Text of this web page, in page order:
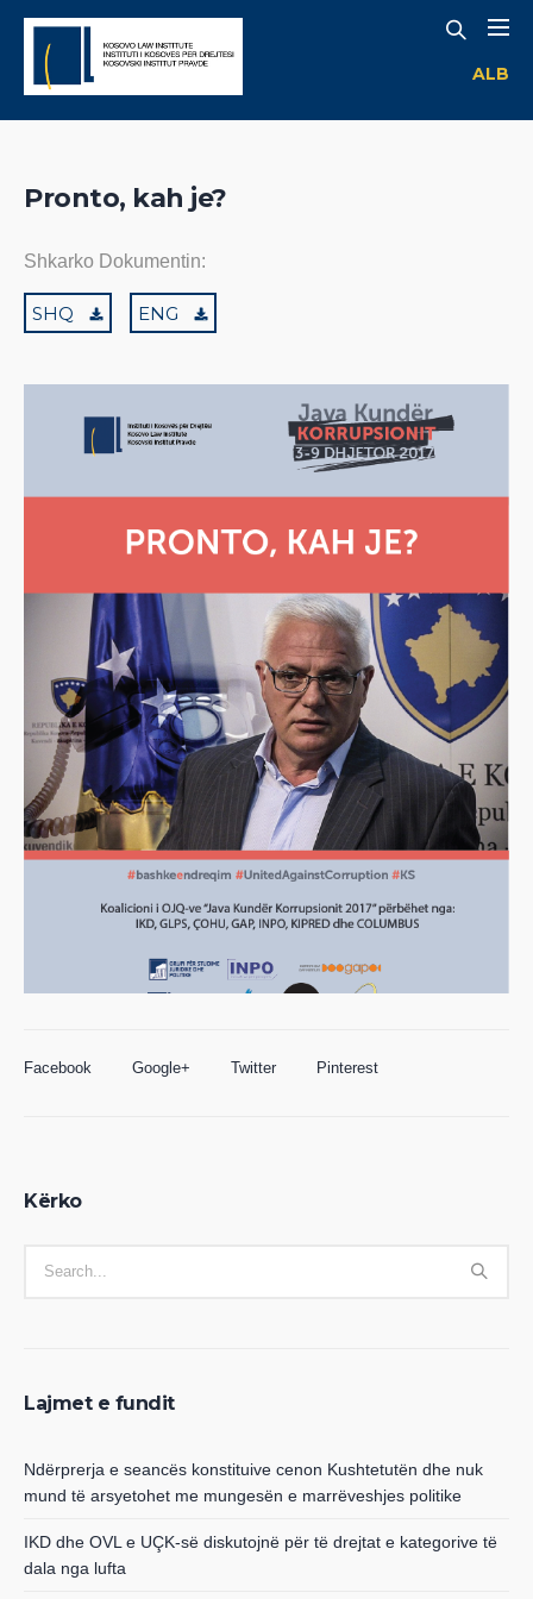
ALB
Pronto, kah je?
Shkarko Dokumentin:
SHQ ENG
Facebook Google+ Twitter Pinterest
Kërko
Lajmet e fundit
Ndërprerja e seancës konstituive cenon Kushtetutën dhe nuk
mund të arsyetohet me mungesën e marrëveshjes politike
IKD dhe OVL e UÇK-së diskutojnë për të drejtat e kategorive të
dala nga lufta